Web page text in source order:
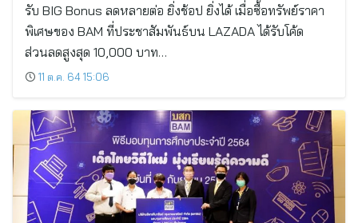
รับ BIG Bonus ลดหลายต่อ ยิ่งช้อป ยิ่งได้ เมื่อซื้อทรัพย์ราคา
พิเศษของ BAM ที่ประชาสัมพันธ์บน LAZADA ได้รับโค้ด
ส่วนลดสูงสุด 10,000 บาท…
11 ต.ค. 64 15:06